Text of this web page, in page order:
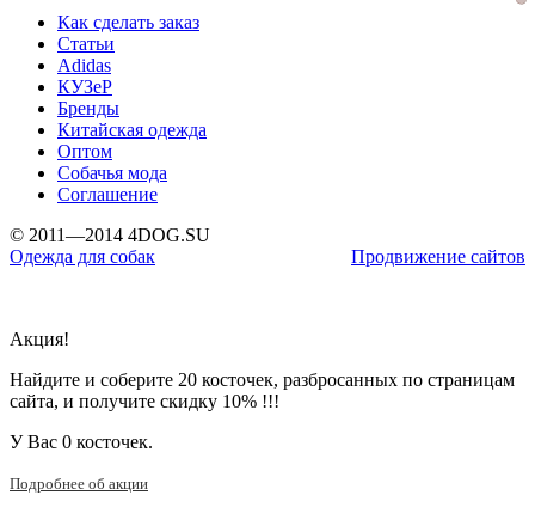
Как сделать заказ
Статьи
Adidas
КУЗеР
Бренды
Китайская одежда
Оптом
Собачья мода
Соглашение
© 2011—2014 4DOG.SU
Одежда для собак
Продвижение сайтов
Акция!
Найдите и соберите 20 косточек, разбросанных по страницам
сайта, и получите скидку 10% !!!
У Вас 0 косточек.
Подробнее об акции